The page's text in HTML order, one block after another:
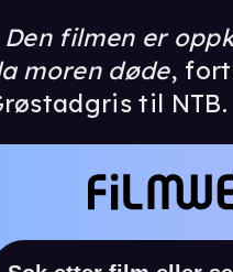
Den filmen er
moren døde,
til NTB.